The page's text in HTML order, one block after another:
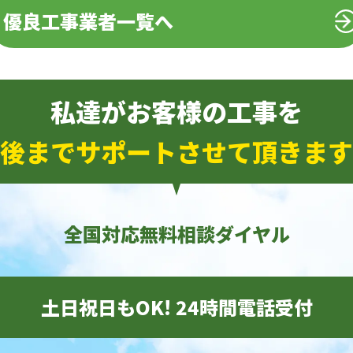
優良工事業者一覧へ
私達がお客様の工事を
までサポートさせて頂きま
全国対応無料相談ダイヤル
土日祝日もOK! 24時間電話受付